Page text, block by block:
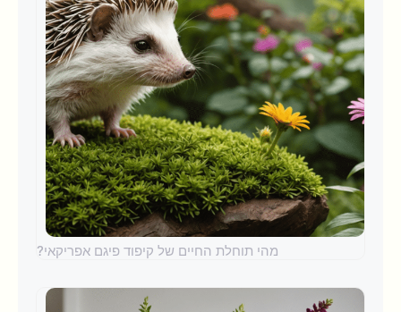
מהי תוחלת החיים של קיפוד פיגם אפריקאי?